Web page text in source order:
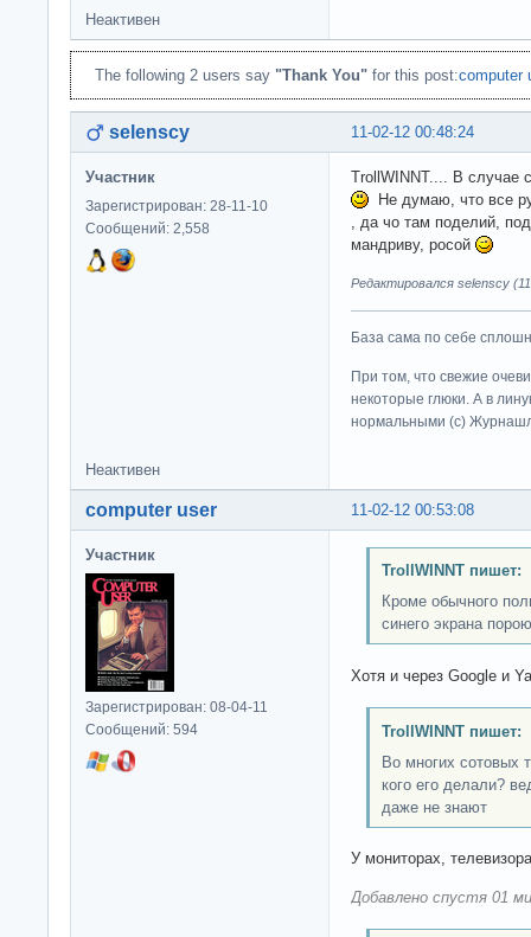
Неактивен
The following 2 users say "Thank You" for this post:computer
11-02-12 00:48:24
selenscy
Участник
Зарегистрирован: 28-11-10
Сообщений: 2,558
TrollWINNT.... В случае
Не думаю, что все
, да чо там поделий,
мандриву, росой
Редактировался selenscy
База сама по себе
При том, что свежие
некоторые глюки. А в
нормальными (c)
Неактивен
11-02-12 00:53:08
computer user
Участник
Зарегистрирован: 08-04-11
Сообщений: 594
TrollWINNT пишет:
Кроме обычного
синего экрана
Хотя и через Google и
TrollWINNT пишет:
Во многих сотовых
кого его делали?
даже не знают
У мониторах,
Добавлено спустя 01